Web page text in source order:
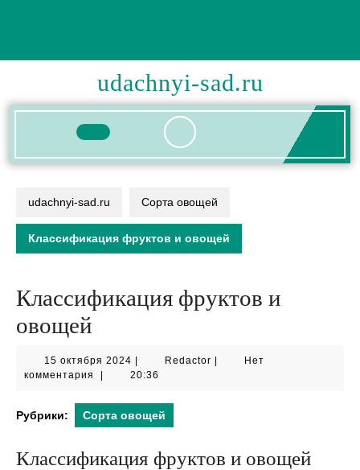
udachnyi-sad.ru
Кнопка
udachnyi-sad.ru Сорта овощей
Классификация фруктов и овощей
Классификация фруктов и
овощей
15 октября 2024 15
октября
RedactorRedactor
Нет
комментария
20:36
Рубрики: Сорта овощей
Классификация фруктов и овощей